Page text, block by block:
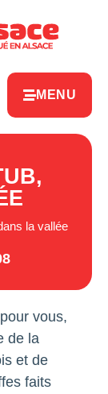
MENU
la vallée
vous,
de la
et de
faits